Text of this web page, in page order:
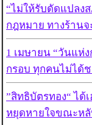
“ไม่ให้รับดัดแปลง
กฎหมาย ทางร้าน
1 เมษายน “วันแห่
กรอบ ทุกคนไม่ได้
”สิทธิบัตรทอง“ ได้
หยุดหายใจขณะหลับ